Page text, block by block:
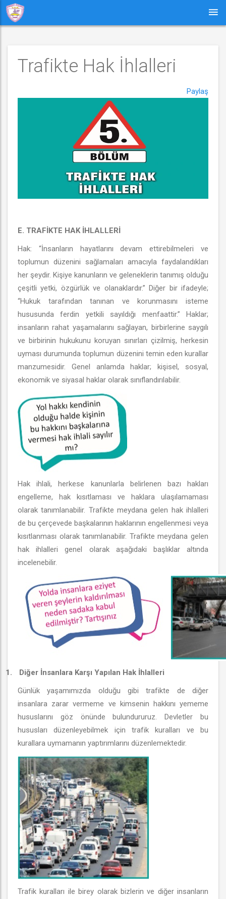
Trafikte Hak İhlalleri
Paylaş
E. TRAFİKTE HAK İHLALLERİ
Hak: “İnsanların hayatlarını devam ettirebilmeleri ve
toplumun düzenini sağlamaları amacıyla faydalandıkları
her şeydir. Kişiye kanunların ve geleneklerin tanımış olduğu
çeşitli yetki, özgürlük ve olanaklardır.” Diğer bir ifadeyle;
“Hukuk tarafından tanınan ve korunmasını isteme
hususunda ferdin yetkili sayıldığı menfaattir.” Haklar;
insanların rahat yaşamalarını sağlayan, birbirlerine saygılı
ve birbirinin hukukunu koruyan sınırları çizilmiş, herkesin
uyması durumunda toplumun düzenini temin eden kurallar
manzumesidir. Genel anlamda haklar; kişisel, sosyal,
ekonomik ve siyasal haklar olarak sınıflandırılabilir.
Hak ihlali, herkese kanunlarla belirlenen bazı hakları
engelleme, hak kısıtlaması ve haklara ulaşılamaması
olarak tanımlanabilir. Trafikte meydana gelen hak ihlalleri
de bu çerçevede başkalarının haklarının engellenmesi veya
kısıtlanması olarak tanımlanabilir. Trafikte meydana gelen
hak ihlalleri genel olarak aşağıdaki başlıklar altında
incelenebilir.
1.
Diğer İnsanlara Karşı Yapılan Hak İhlalleri
Günlük yaşamımızda olduğu gibi trafikte de diğer
insanlara zarar vermeme ve kimsenin hakkını yememe
hususlarını göz önünde bulundururuz. Devletler bu
hususları düzenleyebilmek için trafik kuralları ve bu
kurallara uymamanın yaptırımlarını düzenlemektedir.
Trafik kuralları ile birey olarak bizlerin ve diğer insanların